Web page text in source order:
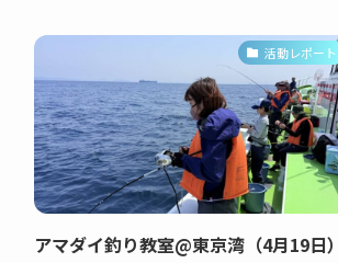
活動レポート
アマダイ釣り教室@東京湾（4月19日）